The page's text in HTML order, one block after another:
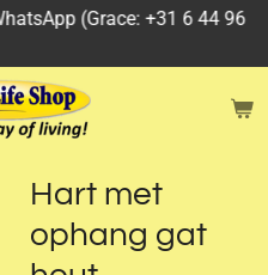
(Grace: +31 6 44 96
Hart met
ophang gat